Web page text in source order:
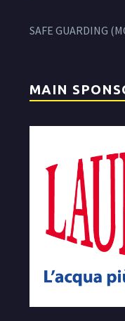
SAFE GUARDING
MAIN